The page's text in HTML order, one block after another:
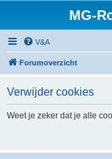
MG-
V&A
Forumoverzicht
Verwijder cookies
Weet je zeker dat je alle